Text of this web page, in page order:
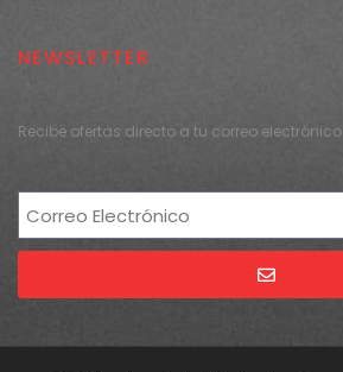
NEWSLETTER
Recibe ofertas directo a tu correo electrónico